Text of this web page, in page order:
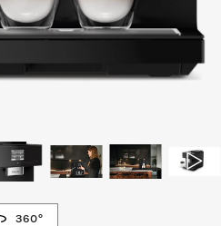
360°